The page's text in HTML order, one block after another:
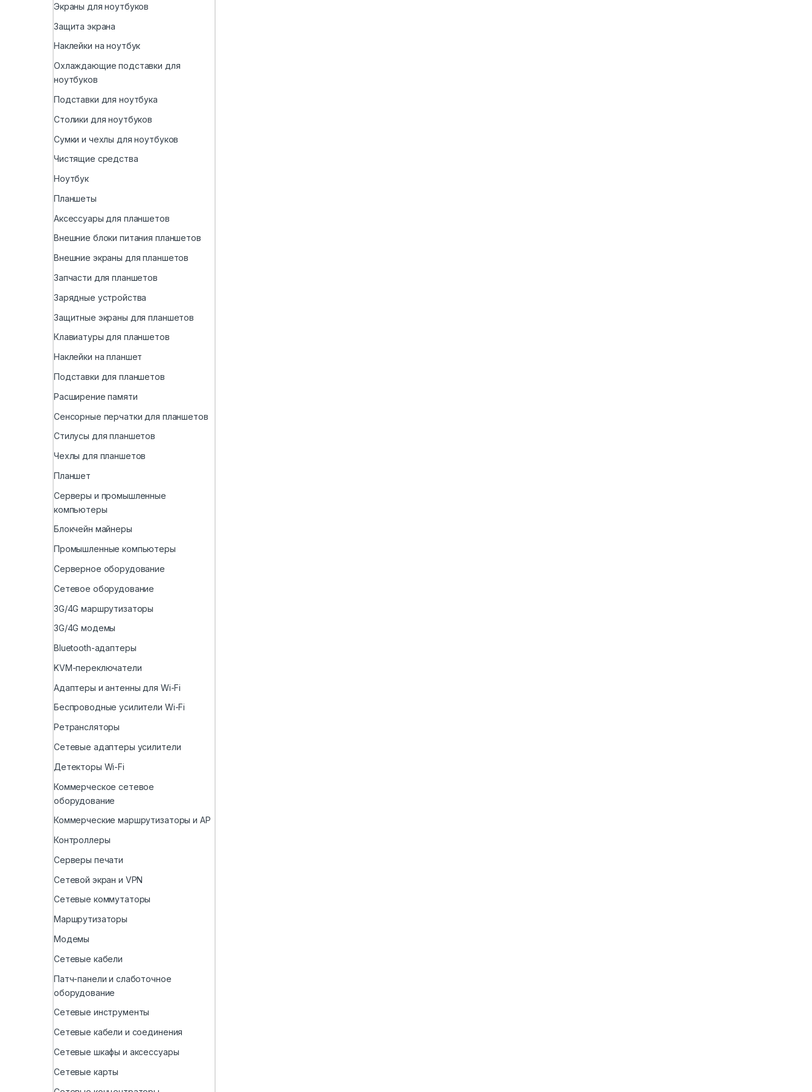
Экраны для ноутбуков
Защита экрана
Наклейки на ноутбук
Охлаждающие подставки для
ноутбуков
Подставки для ноутбука
Столики для ноутбуков
Сумки и чехлы для ноутбуков
Чистящие средства
Ноутбук
Планшеты
Аксессуары для планшетов
Внешние блоки питания планшетов
Внешние экраны для планшетов
Запчасти для планшетов
Зарядные устройства
Защитные экраны для планшетов
Клавиатуры для планшетов
Наклейки на планшет
Подставки для планшетов
Расширение памяти
Сенсорные перчатки для планшетов
Стилусы для планшетов
Чехлы для планшетов
Планшет
Серверы и промышленные
компьютеры
Блокчейн майнеры
Промышленные компьютеры
Серверное оборудование
Сетевое оборудование
3G/4G маршрутизаторы
3G/4G модемы
Bluetooth-адаптеры
KVM-переключатели
Адаптеры и антенны для Wi-Fi
Беспроводные усилители Wi-Fi
Ретрансляторы
Сетевые адаптеры усилители
Детекторы Wi-Fi
Коммерческое сетевое
оборудование
Коммерческие маршрутизаторы и AP
Контроллеры
Серверы печати
Сетевой экран и VPN
Сетевые коммутаторы
Маршрутизаторы
Модемы
Сетевые кабели
Патч-панели и слаботочное
оборудование
Сетевые инструменты
Сетевые кабели и соединения
Сетевые шкафы и аксессуары
Сетевые карты